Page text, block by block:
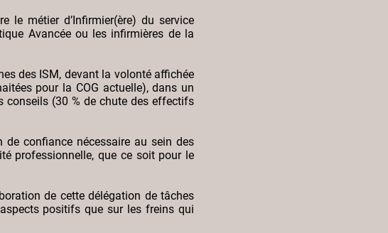
le métier d’Infirmier(ère) du service
Avancée ou les infirmières de la
des ISM, devant la volonté affichée
pour la COG actuelle), dans un
conseils (30 % de chute des effectifs
de confiance nécessaire au sein des
professionnelle, que ce soit pour le
de cette délégation de tâches
positifs que sur les freins qui